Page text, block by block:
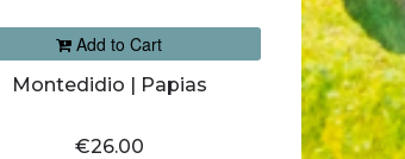
Add to Cart
Montedidio | Papias
€26.00